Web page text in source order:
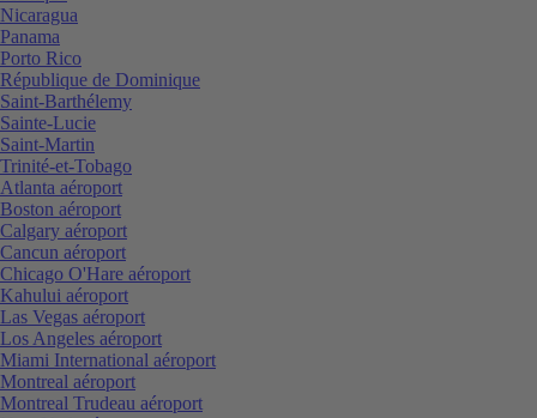
Nicaragua
Panama
Porto Rico
République de Dominique
Saint-Barthélemy
Sainte-Lucie
Saint-Martin
Trinité-et-Tobago
Atlanta aéroport
Boston aéroport
Calgary aéroport
Cancun aéroport
Chicago O'Hare aéroport
Kahului aéroport
Las Vegas aéroport
Los Angeles aéroport
Miami International aéroport
Montreal aéroport
Montreal Trudeau aéroport